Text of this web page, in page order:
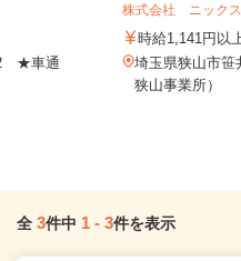
2 ★車通
株式会社 ニックス
時給1,141円以
埼玉県狭山市笹
狭山事業所）
全 3件中 1 - 3件を表示